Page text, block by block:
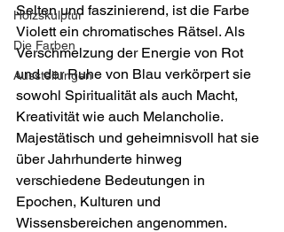
Holzskulptur
Die Farben
Ausstellungen
Selten und faszinierend, ist die Farbe
Violett ein chromatisches Rätsel. Als
Verschmelzung der Energie von Rot
und der Ruhe von Blau verkörpert sie
sowohl Spiritualität als auch Macht,
Kreativität wie auch Melancholie.
Majestätisch und geheimnisvoll hat sie
über Jahrhunderte hinweg
verschiedene Bedeutungen in
Epochen, Kulturen und
Wissensbereichen angenommen.